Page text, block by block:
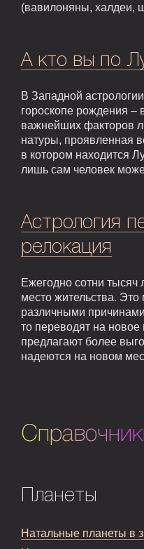
(вавилоняны, халдеи,
А кто вы по
В Западной
гороскопе рождения –
важнейших факторов
натуры, проявленная
в котором находится
лишь сам человек
Астрология
релокация
Ежегодно сотни
место жительства.
различными
то переводят на
предлагают более
надеются на новом
Планеты
Натальные планеты в